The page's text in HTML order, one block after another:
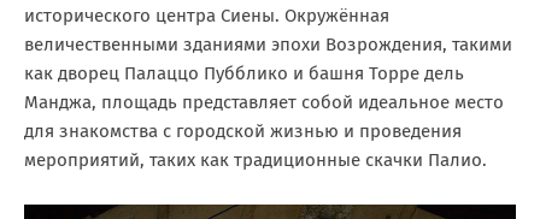
исторического центра Сиены. Окружённая
величественными зданиями эпохи Возрождения, такими
как дворец Палаццо Пубблико и башня Торре дель
Манджа, площадь представляет собой идеальное место
для знакомства с городской жизнью и проведения
мероприятий, таких как традиционные скачки Палио.